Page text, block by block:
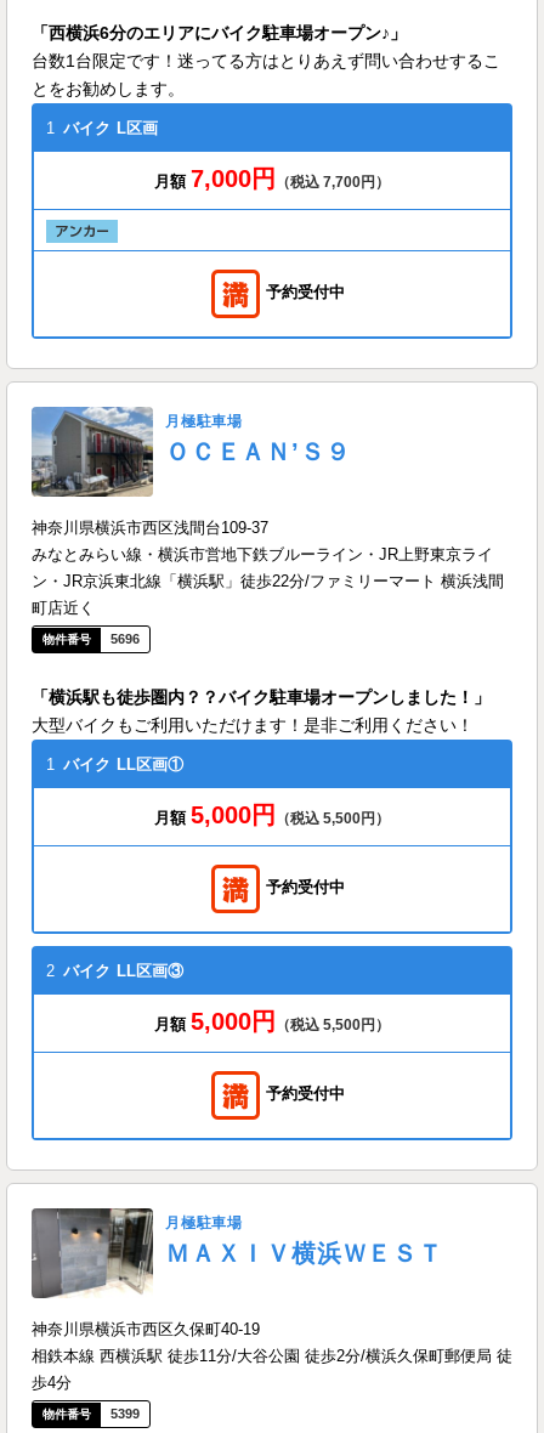
「西横浜6分のエリアにバイク駐車場オープン♪」
台数1台限定です！迷ってる方はとりあえず問い合わせするこ
とをお勧めします。
1 バイク L区画
月額 7,000円 （税込 7,700円）
予約受付中
月極駐車場
ＯＣＥＡＮ’Ｓ９
神奈川県横浜市西区浅間台109-37
みなとみらい線・横浜市営地下鉄ブルーライン・JR上野東京ライ
ン・JR京浜東北線「横浜駅」徒歩22分/ファミリーマート 横浜浅間
町店近く
5696
「横浜駅も徒歩圏内？？バイク駐車場オープンしました！」
大型バイクもご利用いただけます！是非ご利用ください！
1 バイク LL区画①
月額 5,000円 （税込 5,500円）
予約受付中
2 バイク LL区画③
月額 5,000円 （税込 5,500円）
予約受付中
月極駐車場
ＭＡＸＩＶ横浜ＷＥＳＴ
神奈川県横浜市西区久保町40-19
相鉄本線 西横浜駅 徒歩11分/大谷公園 徒歩2分/横浜久保町郵便局 徒
歩4分
5399